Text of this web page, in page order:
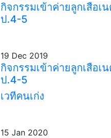
กิจกรรมเข้าค่ายลูกเสือเ
ป.4-5
19 Dec 2019
กิจกรรมเข้าค่ายลูกเสือเ
ป.4-5
เวทีคนเก่ง
15 Jan 2020